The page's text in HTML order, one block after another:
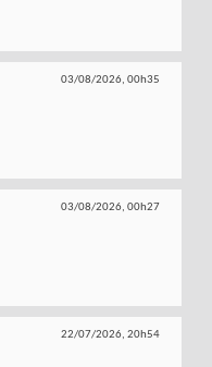
03/08/2026, 00h35
03/08/2026, 00h27
22/07/2026, 20h54